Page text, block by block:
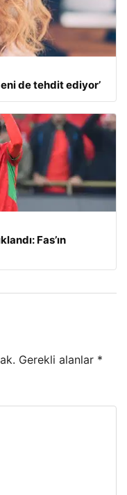
de tehdit ediyor’
Fas’ın
Gerekli alanlar *